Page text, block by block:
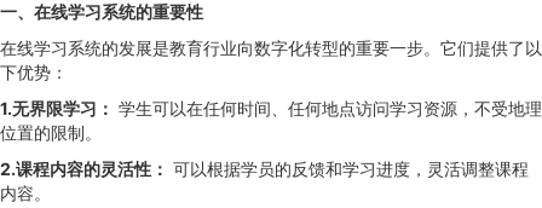
一、在线学习系统的重要性
在线学习系统的发展是教育行业向数字化转型的重要一步。它们提供了以
下优势：
1.无界限学习： 学生可以在任何时间、任何地点访问学习资源，不受地理
位置的限制。
2.课程内容的灵活性： 可以根据学员的反馈和学习进度，灵活调整课程
内容。